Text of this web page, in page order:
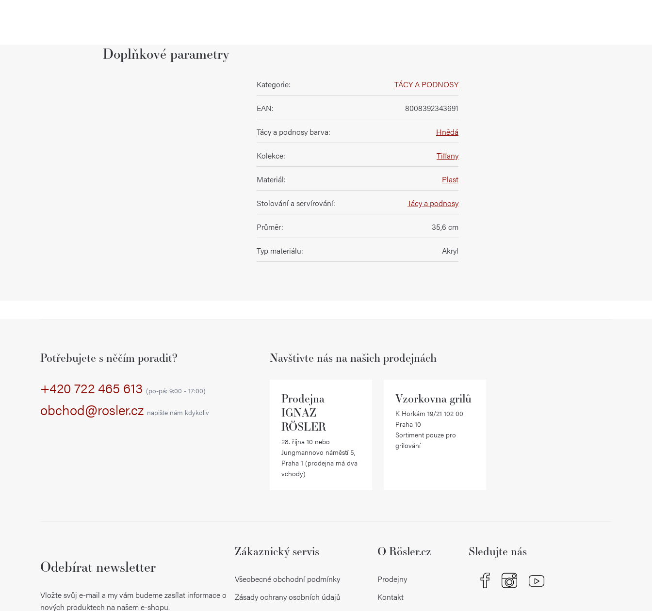
Doplňkové parametry
Kategorie: TÁCY A PODNOSY
EAN: 8008392343691
Tácy a podnosy barva: Hnědá
Kolekce: Tiffany
Materiál: Plast
Stolování a servírování: Tácy a podnosy
Průměr: 35,6 cm
Typ materiálu: Akryl
Potřebujete s něčím poradit?
+420 722 465 613 (po-pá: 9:00 - 17:00)
obchod@rosler.cz napište nám kdykoliv
Navštivte nás na našich prodejnách
Prodejna
IGNAZ
RÖSLER
28. října 10 nebo
Jungmannovo náměstí 5,
Praha 1 (prodejna má dva
vchody)
Vzorkovna grilů
K Horkám 19/21 102 00
Praha 10
Sortiment pouze pro
grilování
Odebírat newsletter
Vložte svůj e-mail a my vám budeme zasílat informace o
nových produktech na našem e-shopu.
Zákaznický servis
Všeobecné obchodní podmínky
Zásady ochrany osobních údajů
O Rösler.cz
Prodejny
Kontakt
Sledujte nás